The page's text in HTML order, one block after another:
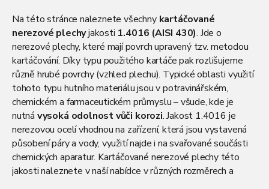
Na této stránce naleznete všechnykartáčované
nerezové plechyjakosti 1.4016 (AISI 430). Jde o
nerezové plechy, které mají povrch upravený tzv. metodou
kartáčování. Díky typu použitého kartáče pak rozlišujeme
různě hrubé povrchy (vzhled plechu). Typické oblasti využití
tohoto typu hutního materiálu jsou v potravinářském,
chemickém a farmaceutickém průmyslu – všude, kde je
nutná vysoká odolnost vůči korozi. Jakost 1.4016 je
nerezovou ocelí vhodnou na zařízení, která jsou vystavená
působení páry a vody, využití najde i na svařované součásti
chemických aparatur. Kartáčované nerezové plechy této
jakosti naleznete v naší nabídce v různých rozměrech a